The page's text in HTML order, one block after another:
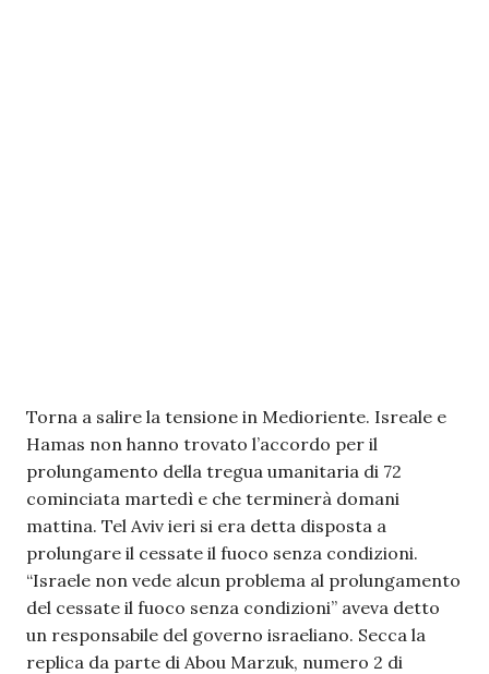
Torna a salire la tensione in Medioriente. Isreale e
Hamas non hanno trovato l’accordo per il
prolungamento della tregua umanitaria di 72
cominciata martedì e che terminerà domani
mattina. Tel Aviv ieri si era detta disposta a
prolungare il cessate il fuoco senza condizioni.
“Israele non vede alcun problema al prolungamento
del cessate il fuoco senza condizioni” aveva detto
un responsabile del governo israeliano. Secca la
replica da parte di Abou Marzuk, numero 2 di